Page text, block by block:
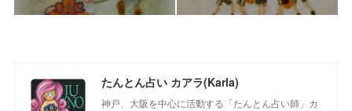
たんとん占い カアラ(Karla)
神戸、大阪を中心に活動する「たんとん占い師」カ